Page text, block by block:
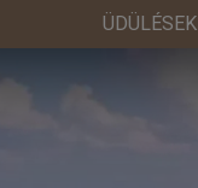
ÜDÜLÉSEK